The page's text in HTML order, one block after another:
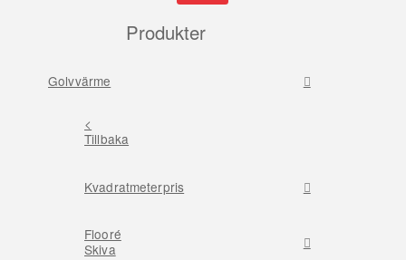
Produkter
Golvvärme
<
Tillbaka
Kvadratmeterpris
Flooré
Skiva